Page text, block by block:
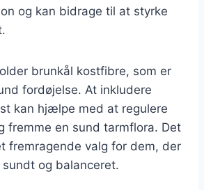
og kan bidrage til at styrke
brunkål kostfibre, som er
fordøjelse. At inkludere
kan hjælpe med at regulere
fremme en sund tarmflora. Det
fremragende valg for dem, der
og balanceret.